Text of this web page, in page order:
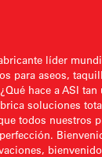
líder
para aseos,
hace a ASI tan
soluciones
todos nuestros